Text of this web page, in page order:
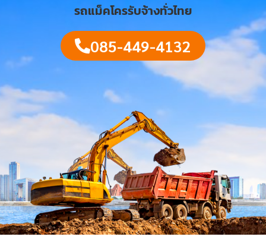
รถแม็คโครรับจ้างทั่วไทย
085-449-4132